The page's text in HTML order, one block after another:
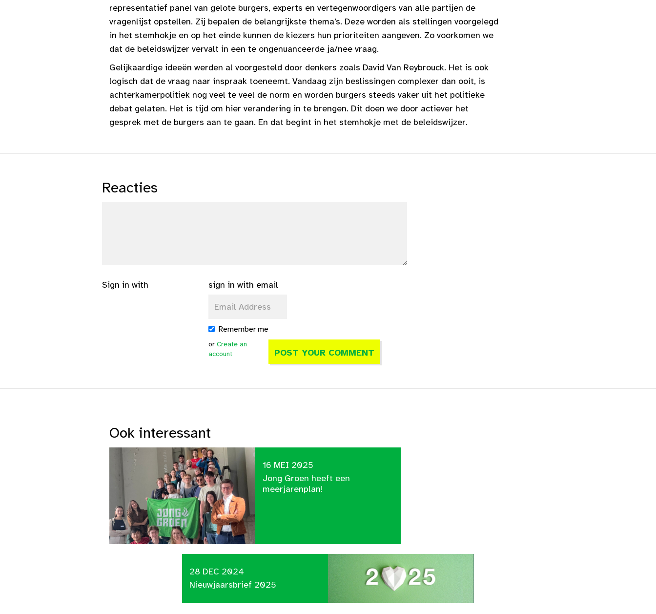
representatief panel van gelote burgers, experts en vertegenwoordigers van alle partijen de
vragenlijst opstellen. Zij bepalen de belangrijkste thema’s. Deze worden als stellingen voorgelegd
in het stemhokje en op het einde kunnen de kiezers hun prioriteiten aangeven. Zo voorkomen we
dat de beleidswijzer vervalt in een te ongenuanceerde ja/nee vraag.
Gelijkaardige ideeën werden al voorgesteld door denkers zoals David Van Reybrouck. Het is ook
logisch dat de vraag naar inspraak toeneemt. Vandaag zijn beslissingen complexer dan ooit, is
achterkamerpolitiek nog veel te veel de norm en worden burgers steeds vaker uit het politieke
debat gelaten. Het is tijd om hier verandering in te brengen. Dit doen we door actiever het
gesprek met de burgers aan te gaan. En dat begint in het stemhokje met de beleidswijzer.
Reacties
Sign in with sign in with email
Remember me
orCreate an
account
Ook interessant
16 MEI 2025
Jong Groen heeft een
meerjarenplan!
28 DEC 2024
Nieuwjaarsbrief 2025